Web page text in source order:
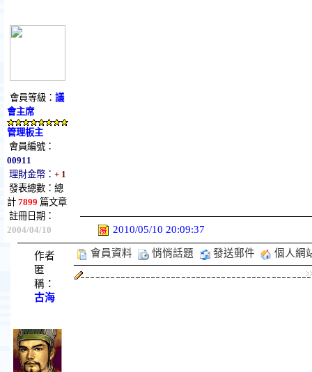
會員等級： 議
會主席
管理板主
會員編號：
00911
理財金幣： + 1
發表總數：總
計 7899 篇文章
註冊日期：
2004/04/10
2010/05/10 20:09:37
作者
匿
稱：
古海
會員資料 悄悄話題 發送郵件 個人網